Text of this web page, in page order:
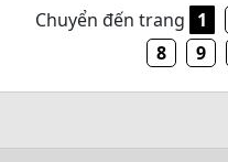
Chuyển đến trang 1
8
9